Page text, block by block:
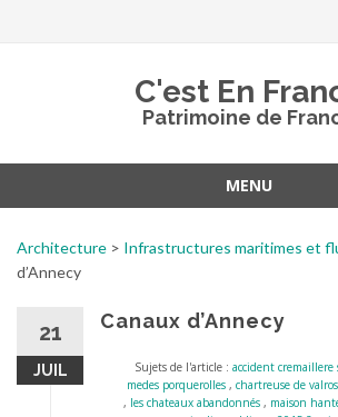
C'est En
Patrimoine de
MENU
contenu
Architecture > Infrastructures maritimes et
d’Annecy
21
JUIL
Canaux d’Annecy
Sujets de l'article : accident cremaillere
medes porquerolles , chartreuse de
, les chateaux abandonnés , maison